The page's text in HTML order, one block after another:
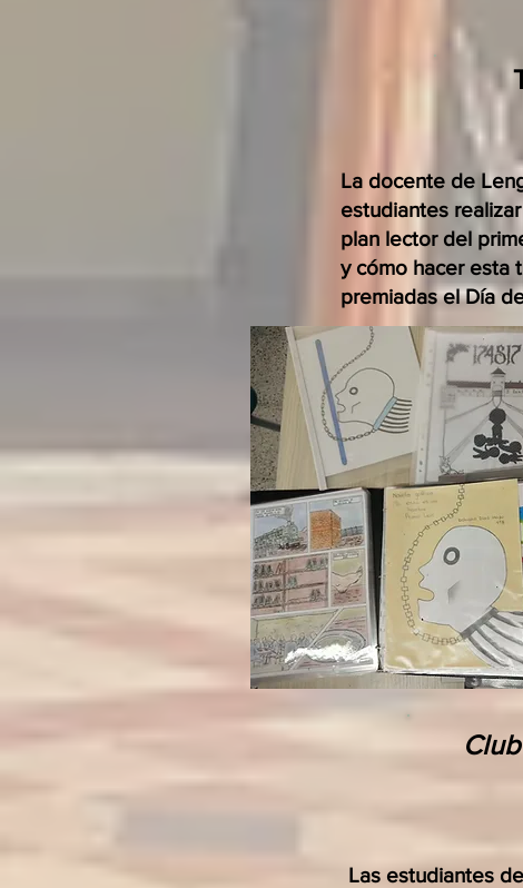
La docente de
estudiantes
plan lector del
y cómo hacer esta
premiadas el Día
Las estudiantes